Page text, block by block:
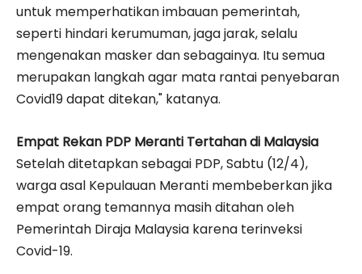
untuk memperhatikan imbauan pemerintah,
seperti hindari kerumuman, jaga jarak, selalu
mengenakan masker dan sebagainya. Itu semua
merupakan langkah agar mata rantai penyebaran
Covid19 dapat ditekan," katanya.
Empat Rekan PDP Meranti Tertahan di Malaysia
Setelah ditetapkan sebagai PDP, Sabtu (12/4),
warga asal Kepulauan Meranti membeberkan jika
empat orang temannya masih ditahan oleh
Pemerintah Diraja Malaysia karena terinveksi
Covid-19.